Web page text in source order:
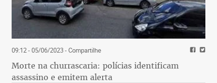
09:12 - 05/06/2023- Compartilhe
Morte na churrascaria: polícias identificam
assassino e emitem alerta